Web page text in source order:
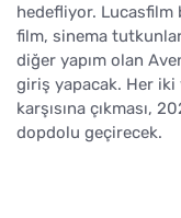
hedefliyor. Lucasfilm
film, sinema
diğer yapım olan
giriş yapacak. Her iki
karşısına çıkması,
dopdolu geçirecek.